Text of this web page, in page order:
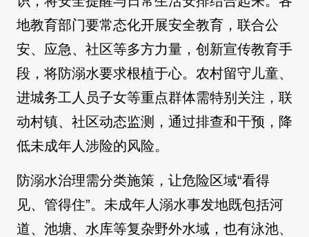
地教育部门要常态化开展安全教育，联合公
安、应急、社区等多方力量，创新宣传教育手
段，将防溺水要求根植于心。农村留守儿童、
进城务工人员子女等重点群体需特别关注，联
动村镇、社区动态监测，通过排查和干预，降
低未成年人涉险的风险。
防溺水治理需分类施策，让危险区域“看得
见、管得住”。未成年人溺水事发地既包括河
道、池塘、水库等复杂野外水域，也有泳池、